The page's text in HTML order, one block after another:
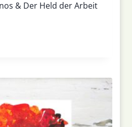
& Der Held der Arbeit